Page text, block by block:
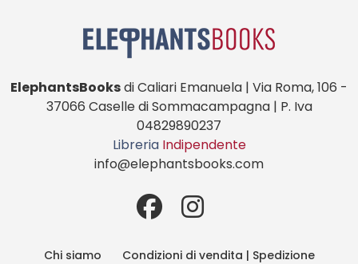
ElephantsBooksdi Caliari Emanuela | Via Roma, 106 -
37066 Caselle di Sommacampagna | P. Iva
04829890237
Libreria Indipendente
info@elephantsbooks.com
Chi siamo
Condizioni di vendita | Spedizione